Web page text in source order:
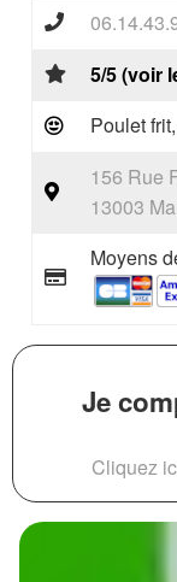
5/5 (voir
Poulet
156 Rue
13003
Moyens
Je
Cliquez